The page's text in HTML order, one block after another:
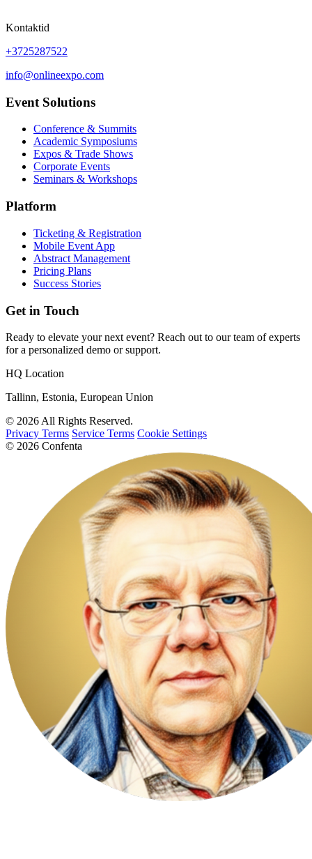
Kontaktid
+3725287522
info@onlineexpo.com
Event Solutions
Conference & Summits
Academic Symposiums
Expos & Trade Shows
Corporate Events
Seminars & Workshops
Platform
Ticketing & Registration
Mobile Event App
Abstract Management
Pricing Plans
Success Stories
Get in Touch
Ready to elevate your next event? Reach out to our team of experts
for a personalized demo or support.
HQ Location
Tallinn, Estonia, European Union
© 2026 All Rights Reserved.
Privacy Terms Service Terms Cookie Settings
© 2026 Confenta